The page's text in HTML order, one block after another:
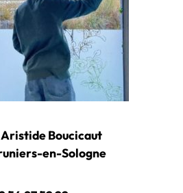
Boucicaut
en-Sologne